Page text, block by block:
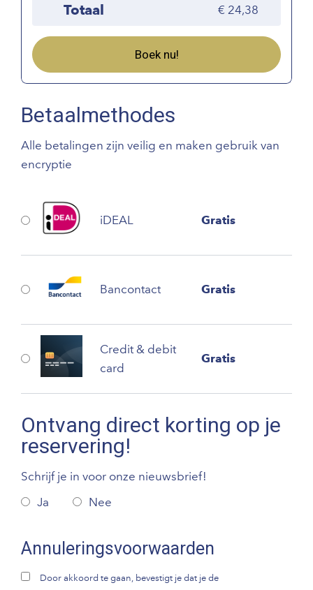
Totaal 24,38
Boek nu!
Betaalmethodes
Alle betalingen zijn veilig en maken gebruik van
encryptie
iDEAL Gratis
Bancontact Gratis
Credit & debit
card
Gratis
Ontvang direct korting op je
reservering!
Schrijf je in voor onze nieuwsbrief!
Ja
Nee
Annuleringsvoorwaarden
Door akkoord te gaan, bevestigt je dat je de